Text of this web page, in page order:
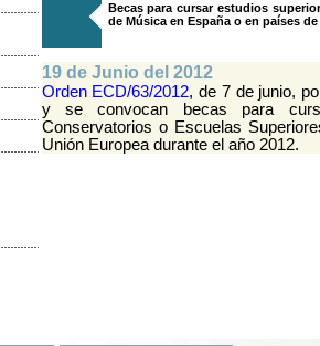
Becas para cursar estudios
de Música en España o en países
19 de Junio del 2012
Orden ECD/63/2012, de 7 de junio,
y se convocan becas para
Conservatorios o Escuelas
Unión Europea durante el año 2012.